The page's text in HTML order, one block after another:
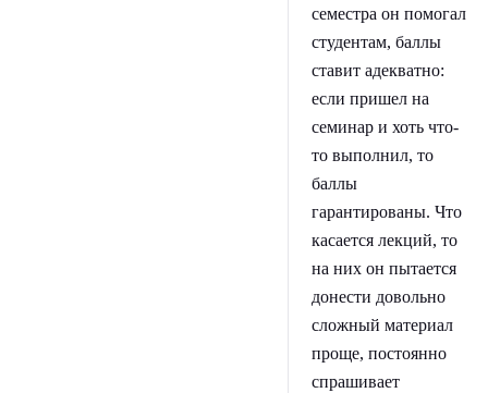
семестра он помогал
студентам, баллы
ставит адекватно:
если пришел на
семинар и хоть что-
то выполнил, то
баллы
гарантированы. Что
касается лекций, то
на них он пытается
донести довольно
сложный материал
проще, постоянно
спрашивает